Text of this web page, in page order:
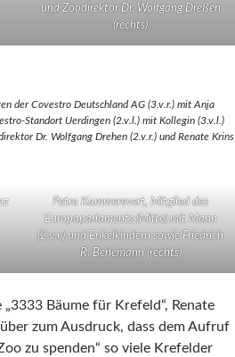
und Zoodirektor Dr. Wolfgang Dreßen
(rechts)
der Covestro Deutschland AG (3.v.r.) mit Anja
Standort Uerdingen (2.v.l.) mit Kollegin (3.v.l.)
Dr. Wolfgang Drehen (2.v.r.) und Renate Krins
Petra Kammerevert, Mitglied des
Europaparlaments (Mitte) mit Mann
(2.v.r.) und Enkelkindern sowie Friedrich
R. Berlemann (rechts)
Bäume für Krefeld“, Renate
zum Ausdruck, dass dem Aufruf
zu spenden“ so viele Krefelder